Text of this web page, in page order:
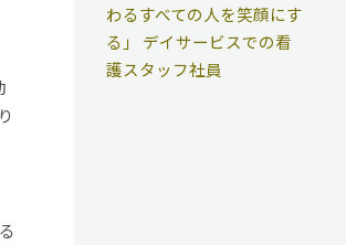
わるすべての人を笑顔にす
る」 デイサービスでの看
護スタッフ社員